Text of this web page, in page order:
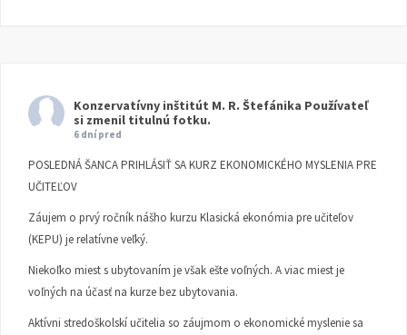
Konzervatívny inštitút M. R. Štefánika Používateľ
si zmenil titulnú fotku.
6 dní pred
POSLEDNÁ ŠANCA PRIHLÁSIŤ SA KURZ EKONOMICKÉHO MYSLENIA PRE
UČITEĽOV
Záujem o prvý ročník nášho kurzu Klasická ekonómia pre učiteľov
(KEPU) je relatívne veľký.
Niekoľko miest s ubytovaním je však ešte voľných. A viac miest je
voľných na účasť na kurze bez ubytovania.
Aktívni stredoškolskí učitelia so záujmom o ekonomické myslenie sa